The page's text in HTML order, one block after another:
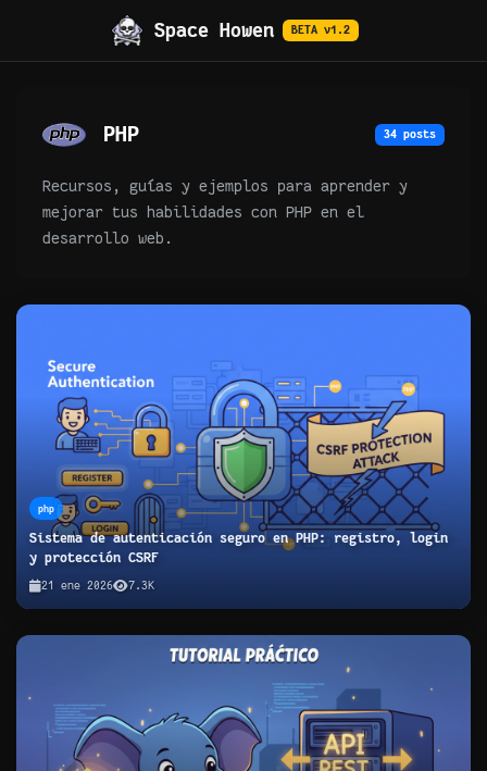
Space Howen BETA v1.2
PHP 34 posts
Recursos, guías y ejemplos para aprender y
mejorar tus habilidades con PHP en el
desarrollo web.
php
Sistema de autenticación seguro en PHP: registro, login
y protección CSRF
21 ene 2026 7.3K